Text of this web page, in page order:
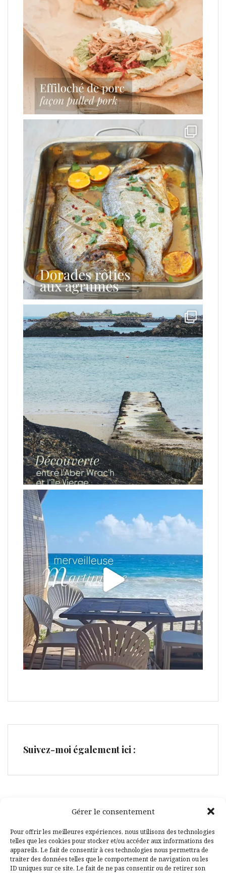
Gérer le consentement
Pour offrir les meilleures expériences, nous utilisons des technologies
telles que les cookies pour stocker et/ou accéder aux informations des
appareils. Le fait de consentir à ces technologies nous permettra de
traiter des données telles que le comportement de navigation ou les
ID uniques sur ce site. Le fait de ne pas consentir ou de retirer son
Suivez-moi également ici :
Facebook
Pinterest